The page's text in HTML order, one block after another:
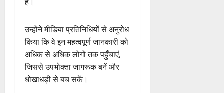
उन्होंने मीडिया प्रतिनिधियों से अनुरोध
किया कि वे इन महत्वपूर्ण जानकारी को
अधिक से अधिक लोगों तक पहुँचाएं,
जिससे उपभोक्ता जागरूक बनें और
धोखाधड़ी से बच सकें।